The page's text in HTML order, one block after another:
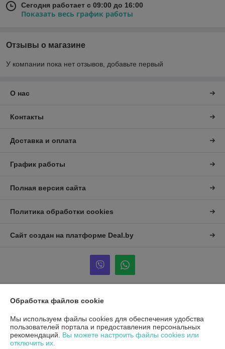
Сегодня работает с 09:00 до 16:00
Показать весь график работы
Отзывы о магазине
У компании пока нет отзывов, добавьте первый
О нас
Контакты
Доставка и оплата
График работы
Полная версия сайта
Политика обработки cookies
Сайт создан на платформе Deal.by
Информация для покупателя
Юридическое лицо:Общество с ограниченной ответственностью
«Альтена»
223053, Минская обл., Минский р-н., Боровлянский с/с, д. Боровляны,
ул. 40 лет Победы, д. 5А, каб.25
Обработка файлов cookie
Мы используем файлы cookies для обеспечения удобства
пользователей портала и предоставления персональных
рекомендаций. Вы можете настроить файлы cookies или
отключить их.